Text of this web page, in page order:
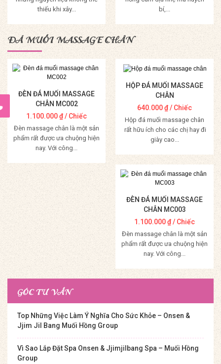
thiếu khi xây...
Mua Hàng
bí,...
Mua Hàng
ĐÁ MUỐI MASSAGE CHÂN
ĐÈN ĐÁ MUỐI MASSAGE
CHÂN MC002
1.100.000₫/ Chiếc
Đèn massage chân là một sản
phẩm rất được ưa chuộng hiện
nay. Với công...
Mua Hàng
HỘP ĐÁ MUỐI MASSAGE
CHÂN
640.000₫/ Chiếc
Hộp đá muối massage chân
rất hữu ích cho các chị hay đi
giày cao...
Mua Hàng
ĐÈN ĐÁ MUỐI MASSAGE
CHÂN MC003
1.100.000₫/ Chiếc
Đèn massage chân là một sản
phẩm rất được ưa chuộng hiện
nay. Với công...
Mua Hàng
GÓC TƯ VẤN
Top Những Việc Làm Ý Nghĩa Cho Sức Khỏe – Onsen &
Jjim Jil Bang Muối Hồng Group
Vì Sao Lắp Đặt Spa Onsen & Jjimjilbang Spa – Muối Hồng
Group